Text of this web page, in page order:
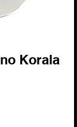
Korala